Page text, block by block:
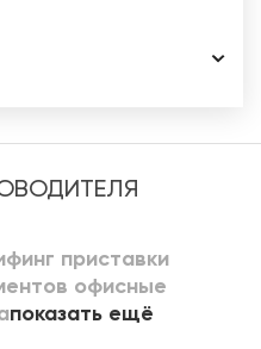
приставки
офисные
показать ещё